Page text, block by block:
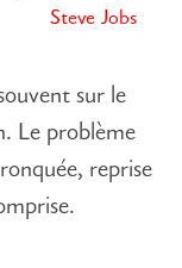
Steve Jobs
sur le
Le problème
reprise